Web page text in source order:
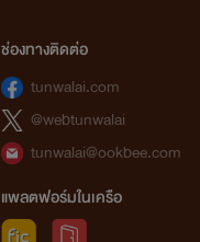
ช่องทางติดต่อ
tunwalai.com
@webtunwalai
tunwalai@ookbee.com
แพลตฟอร์มในเครือ